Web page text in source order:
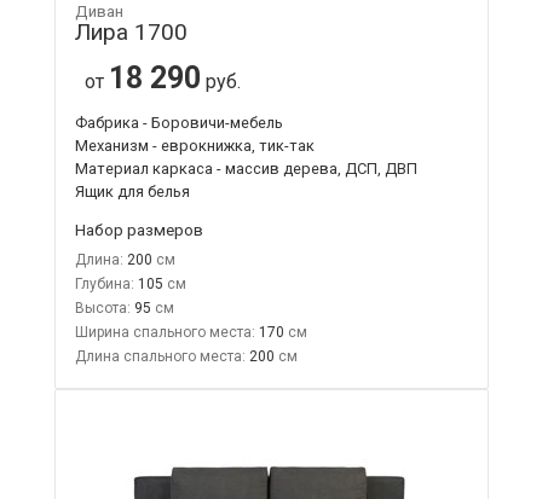
Диван
Лира 1700
от 18 290 руб.
Фабрика - Боровичи-мебель
Механизм - еврокнижка, тик-так
Материал каркаса - массив дерева, ДСП, ДВП
Ящик для белья
Набор размеров
Длина: 200
Глубина: 105
Высота: 95
Ширина спального места: 170
Длина спального места: 200